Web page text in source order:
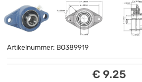
Artikelnummer: BO389919
€ 9.25